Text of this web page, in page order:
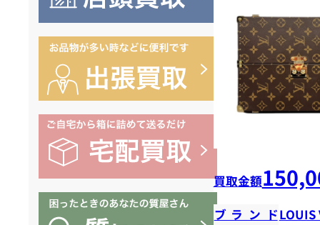
買取金額
ブランドLOUIS